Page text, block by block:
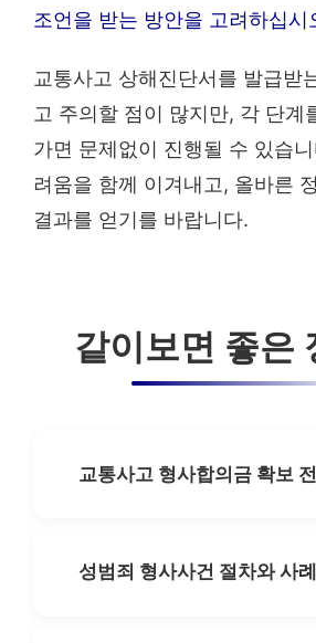
조언을 받는 방안을 고려하십시
교통사고 상해진단서를 발급받
고 주의할 점이 많지만, 각 단계
가면 문제없이 진행될 수 있습
려움을 함께 이겨내고, 올바른
결과를 얻기를 바랍니다.
같이보면 좋은
교통사고 형사합의금 확보
성범죄 형사사건 절차와 사